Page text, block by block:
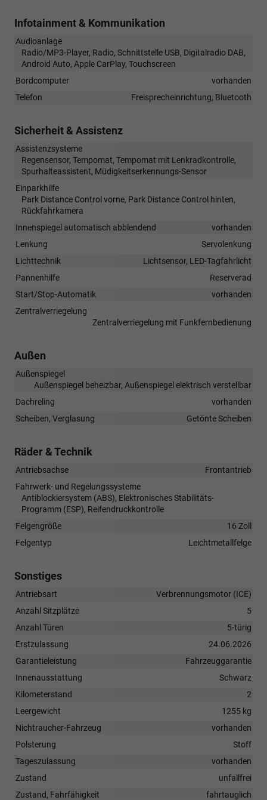
Infotainment & Kommunikation
Audioanlage
Radio/MP3-Player, Radio, Schnittstelle USB, Digitalradio DAB,
Android Auto, Apple CarPlay, Touchscreen
Bordcomputer
vorhanden
Telefon
Freisprecheinrichtung, Bluetooth
Sicherheit & Assistenz
Assistenzsysteme
Regensensor, Tempomat, Tempomat mit Lenkradkontrolle,
Spurhalteassistent, Müdigkeitserkennungs-Sensor
Einparkhilfe
Park Distance Control vorne, Park Distance Control hinten,
Rückfahrkamera
Innenspiegel automatisch abblendend
vorhanden
Lenkung
Servolenkung
Lichttechnik
Lichtsensor, LED-Tagfahrlicht
Pannenhilfe
Reserverad
Start/Stop-Automatik
vorhanden
Zentralverriegelung
Zentralverriegelung mit Funkfernbedienung
Außen
Außenspiegel
Außenspiegel beheizbar, Außenspiegel elektrisch verstellbar
Dachreling
vorhanden
Scheiben, Verglasung
Getönte Scheiben
Räder & Technik
Antriebsachse
Frontantrieb
Fahrwerk- und Regelungssysteme
Antiblockiersystem (ABS), Elektronisches Stabilitäts-
Programm (ESP), Reifendruckkontrolle
Felgengröße
16 Zoll
Felgentyp
Leichtmetallfelge
Sonstiges
Antriebsart
Verbrennungsmotor (ICE)
Anzahl Sitzplätze
5
Anzahl Türen
5-türig
Erstzulassung
24.06.2026
Garantieleistung
Fahrzeuggarantie
Innenausstattung
Schwarz
Kilometerstand
2
Leergewicht
1255 kg
Nichtraucher-Fahrzeug
vorhanden
Polsterung
Stoff
Tageszulassung
vorhanden
Zustand
unfallfrei
Zustand, Fahrfähigkeit
fahrtauglich